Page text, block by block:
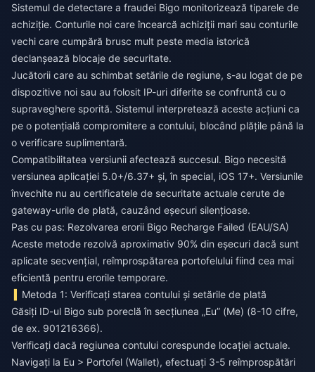
Sistemul de detectare a fraudei Bigo monitorizează tiparele de
achiziție. Conturile noi care încearcă achiziții mari sau conturile
vechi care cumpără brusc mult peste media istorică
declanșează blocaje de securitate.
Jucătorii care au schimbat setările de regiune, s-au logat de pe
dispozitive noi sau au folosit IP-uri diferite se confruntă cu o
supraveghere sporită. Sistemul interpretează aceste acțiuni ca
pe o potențială compromitere a contului, blocând plățile până la
o verificare suplimentară.
Compatibilitatea versiunii afectează succesul. Bigo necesită
versiunea aplicației 5.0+/6.37+ și, în special, iOS 17+. Versiunile
învechite nu au certificatele de securitate actuale cerute de
gateway-urile de plată, cauzând eșecuri silențioase.
Pas cu pas: Rezolvarea erorii Bigo Recharge Failed (EAU/SA)
Aceste metode rezolvă aproximativ 90% din eșecuri dacă sunt
aplicate secvențial, reîmprospătarea portofelului fiind cea mai
eficientă pentru erorile temporare.
Metoda 1: Verificați starea contului și setările de plată
Găsiți ID-ul Bigo sub poreclă în secțiunea „Eu” (Me) (8-10 cifre,
de ex. 901216366).
Verificați dacă regiunea contului corespunde locației actuale.
Navigați la Eu > Portofel (Wallet), efectuați 3-5 reîmprospătări